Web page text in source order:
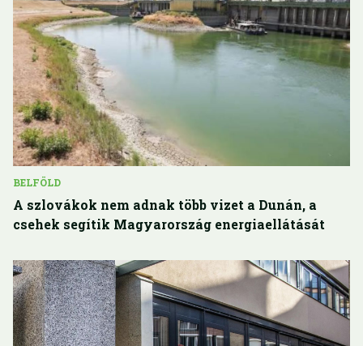
BELFÖLD
A szlovákok nem adnak több vizet a Dunán, a
csehek segítik Magyarország energiaellátását